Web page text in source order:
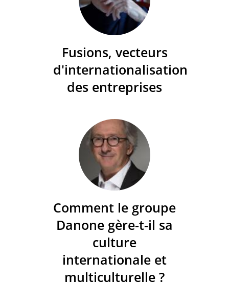
Fusions, vecteurs
d'internationalisation
des entreprises
Comment le groupe
Danone gère-t-il sa
culture
internationale et
multiculturelle ?